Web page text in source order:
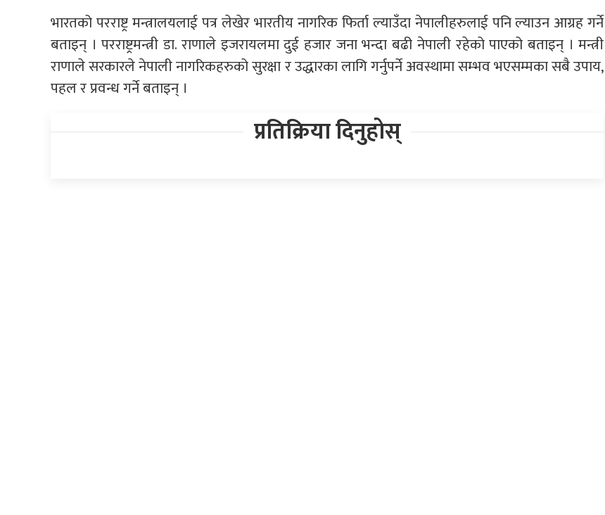
भारतको परराष्ट्र मन्त्रालयलाई पत्र लेखेर भारतीय नागरिक फिर्ता ल्याउँदा नेपालीहरुलाई पनि ल्याउन आग्रह गर्ने
बताइन् । परराष्ट्रमन्त्री डा. राणाले इजरायलमा दुई हजार जना भन्दा बढी नेपाली रहेको पाएको बताइन् । मन्त्री
राणाले सरकारले नेपाली नागरिकहरुको सुरक्षा र उद्धारका लागि गर्नुपर्ने अवस्थामा सम्भव भएसम्मका सबै उपाय,
पहल र प्रवन्ध गर्ने बताइन् ।
प्रतिक्रिया दिनुहोस्